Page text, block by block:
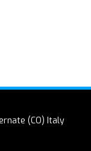
(CO) Italy